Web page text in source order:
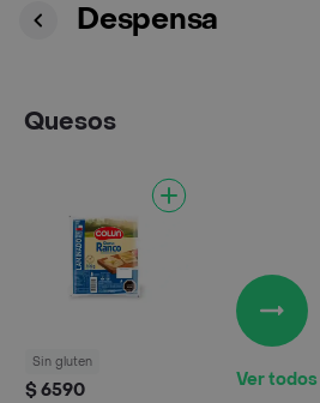
Despensa
Quesos
Sin gluten
$ 6590 Ver todos